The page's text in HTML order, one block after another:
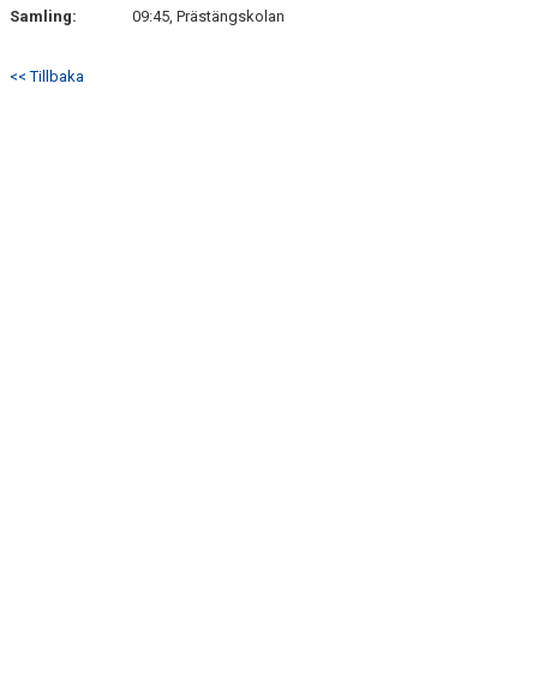
Samling:
09:45, Prästängskolan
<< Tillbaka